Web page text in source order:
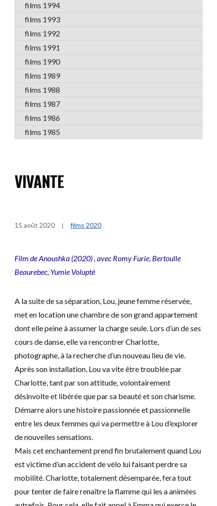
films 1994
films 1993
films 1992
films 1991
films 1990
films 1989
films 1988
films 1987
films 1986
films 1985
VIVANTE
15 août 2020 films 2020
Film de Anoushka (2020) , avec Romy Furie, Bertoulle
Beaurebec, Yumie Volupté
A la suite de sa séparation, Lou, jeune femme réservée,
met en location une chambre de son grand appartement
dont elle peine à assumer la charge seule. Lors d’un de ses
cours de danse, elle va rencontrer Charlotte,
photographe, à la recherche d’un nouveau lieu de vie.
Après son installation, Lou va vite être troublée par
Charlotte, tant par son attitude, volontairement
désinvolte et libérée que par sa beauté et son charisme.
Démarre alors une histoire passionnée et passionnelle
entre les deux femmes qui va permettre à Lou d’explorer
de nouvelles sensations.
Mais cet enchantement prend fin brutalement quand Lou
est victime d’un accident de vélo lui faisant perdre sa
mobilité. Charlotte, totalement désemparée, fera tout
pour tenter de faire renaître la flamme qui les a animées